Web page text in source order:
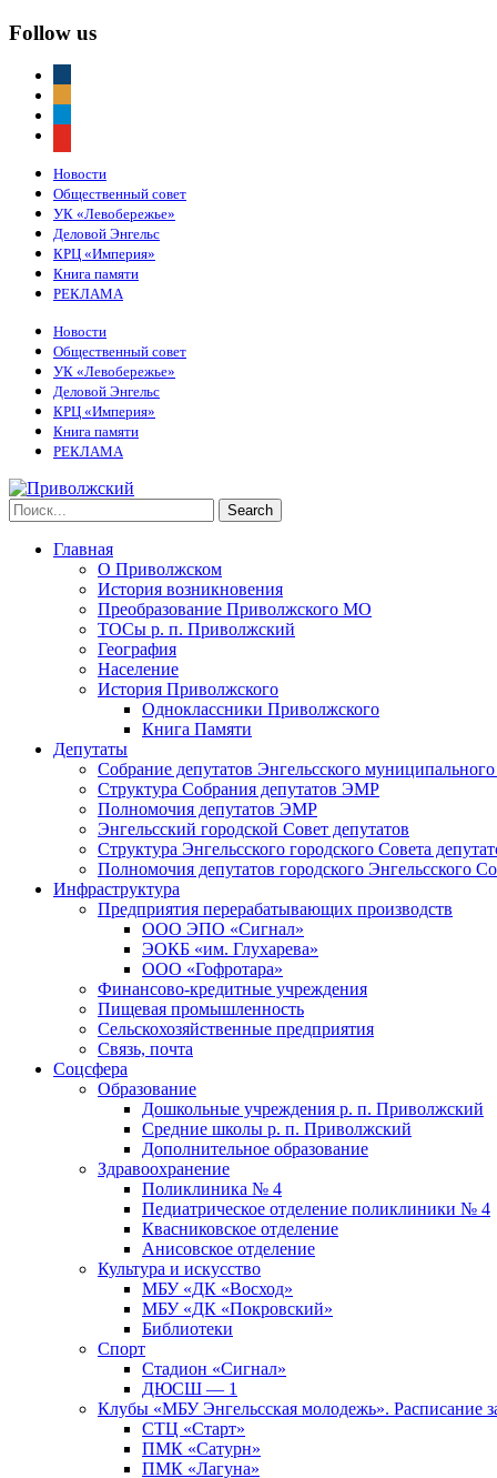
Follow us
Новости
Общественный совет
УК «Левобережье»
Деловой Энгельс
КРЦ «Империя»
Книга памяти
РЕКЛАМА
Новости
Общественный совет
УК «Левобережье»
Деловой Энгельс
КРЦ «Империя»
Книга памяти
РЕКЛАМА
Главная
О Приволжском
История возникновения
Преобразование Приволжского МО
ТОСы р. п. Приволжский
География
Население
История Приволжского
Одноклассники Приволжского
Книга Памяти
Депутаты
Собрание депутатов Энгельсского
Структура Собрания депутатов ЭМР
Полномочия депутатов ЭМР
Энгельсский городской Совет депутатов
Структура Энгельсского городского Совета
Полномочия депутатов городского Энгельсского
Инфраструктура
Предприятия перерабатывающих производств
ООО ЭПО «Сигнал»
ЭОКБ «им. Глухарева»
ООО «Гофротара»
Финансово-кредитные учреждения
Пищевая промышленность
Сельскохозяйственные предприятия
Связь, почта
Соцсфера
Образование
Дошкольные учреждения р. п. Приволжский
Средние школы р. п. Приволжский
Дополнительное образование
Здравоохранение
Поликлиника № 4
Педиатрическое отделение поликлиники № 4
Квасниковское отделение
Анисовское отделение
Культура и искусство
МБУ «ДК «Восход»
МБУ «ДК «Покровский»
Библиотеки
Спорт
Стадион «Сигнал»
ДЮСШ — 1
Клубы «МБУ Энгельсская молодежь». Расписание
СТЦ «Старт»
ПМК «Сатурн»
ПМК «Лагуна»